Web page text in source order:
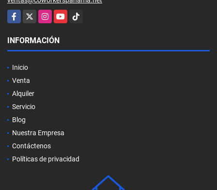
Facebook
X InstagramYouTubeTikTok
INFORMACIÓN
Inicio
Venta
Alquiler
Servicio
Blog
Nuestra Empresa
Contáctenos
Políticas de privacidad